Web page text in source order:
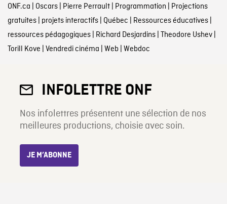
ONF.ca | Oscars| Pierre Perrault| Programmation | Projections
gratuites| projets interactifs| Québec | Ressources éducatives|
ressources pédagogiques| Richard Desjardins| Theodore Ushev|
Torill Kove | Vendredi cinéma | Web | Webdoc
INFOLETTRE ONF
Nos infolettres présentent une sélection de nos
meilleures productions, choisie avec soin.
JE M’ABONNE